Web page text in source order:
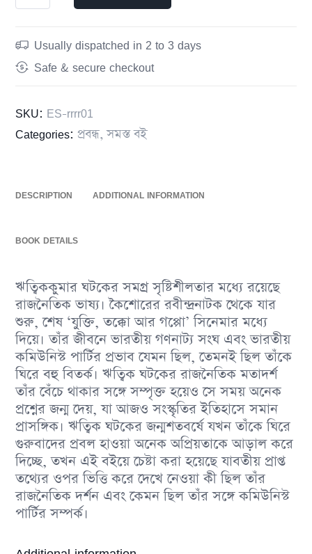
Usually dispatched in 2 to 3 days
Safe & secure checkout
SKU: ES-rrrr01
Categories: প্রবন্ধ,সমস্ত বই
DESCRIPTION ADDITIONAL INFORMATION
BOOK DETAILS
ঋত্বিককুমার ঘটকের সমগ্র সৃষ্টিশীলতার মধ্যে রয়েছে
রাজনৈতিক ভাষ্য। কৈশোরের রবীন্দ্রনাটক থেকে যার
শুরু, শেষ ‘যুক্তি, তক্কো আর গপ্পো’ সিনেমার মধ্যে
দিয়ে। তাঁর জীবনে ভারতীয় গণনাট্য সংঘ এবং ভারতীয়
কমিউনিস্ট পার্টির প্রভাব যেমন ছিল, তেমনই ছিল তাঁকে
ঘিরে বহু বিতর্ক। ঋত্বিক ঘটকের রাজনৈতিক মতাদর্শ
তাঁর বেঁচে থাকার সঙ্গে সম্পৃক্ত হয়েও সে সময় অনেক
প্রশ্নের জন্ম দেয়, যা আজও সংস্কৃতির ইতিহাসে সমান
প্রাসঙ্গিক। ঋত্বিক ঘটকের জন্মশতবর্ষে যখন তাঁকে ঘিরে
গুরুবাদের প্রবল হাওয়া অনেক অপ্রিয়তাকে আড়াল করে
দিচ্ছে, তখন এই বইয়ে চেষ্টা করা হয়েছে যাবতীয় প্রাপ্ত
তথ্যের ওপর ভিত্তি করে দেখে নেওয়া কী ছিল তাঁর
রাজনৈতিক দর্শন এবং কেমন ছিল তাঁর সঙ্গে কমিউনিস্ট
পার্টির সম্পর্ক।